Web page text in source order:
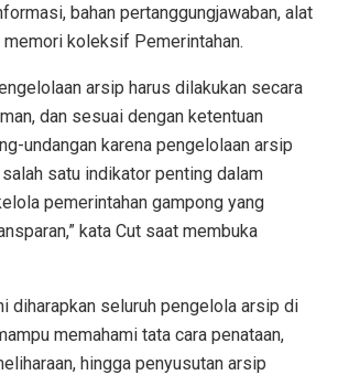
bahan pertanggungjawaban, alat
koleksif Pemerintahan.
arsip harus dilakukan secara
dan sesuai dengan ketentuan
undangan karena pengelolaan arsip
satu indikator penting dalam
pemerintahan gampong yang
kata Cut saat membuka
diharapkan seluruh pengelola arsip di
memahami tata cara penataan,
hingga penyusutan arsip